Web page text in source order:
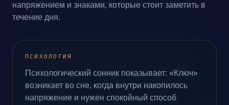
напряжением и знаками, которые стоит заметить в
течение дня.
ПСИХОЛОГИЯ
Психологический сонник показывает: «Ключ»
возникает во сне, когда внутри накопилось
напряжение и нужен спокойный способ